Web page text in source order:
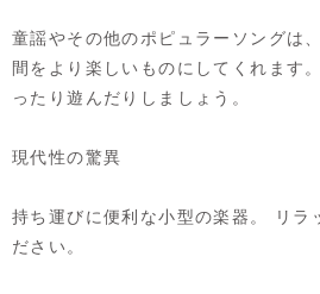
童謡やその他のポピュラーソングは
間をより楽しいものにしてくれます
ったり遊んだりしましょう。
現代性の驚異
持ち運びに便利な小型の楽器。 リラ
ださい。